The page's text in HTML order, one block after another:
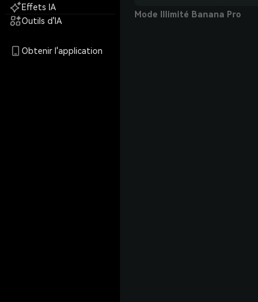
Effets IA
Outils d'IA
Obtenir l'application
Mode Illimité Banana Pro